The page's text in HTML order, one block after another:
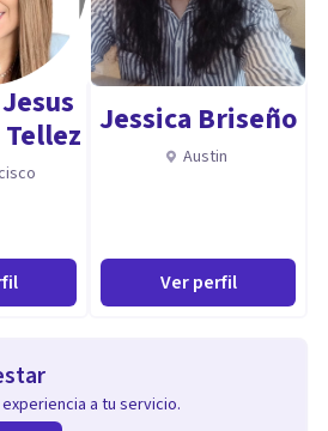
Jessica Briseño
Austin
Ver perfil
a tu servicio.